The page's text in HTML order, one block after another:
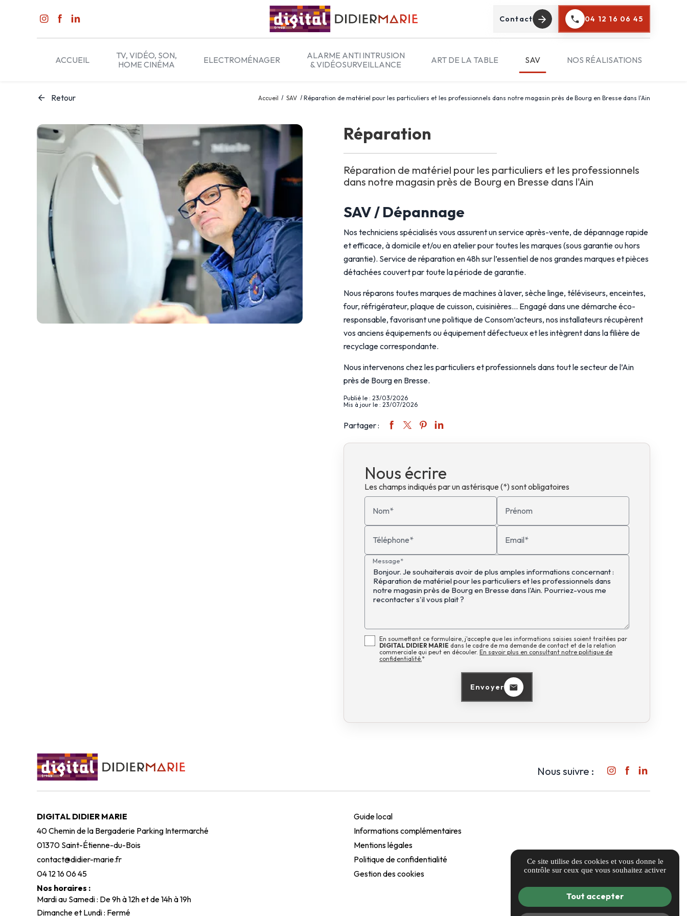
Contact 04 12 16 06 45
ACCUEIL
TV, VIDÉO, SON,
HOME CINÉMA
ELECTROMÉNAGER
ALARME ANTI INTRUSION
& VIDÉOSURVEILLANCE
ART DE LA TABLE SAV NOS RÉALISATIONS
Accueil SAV Réparation de matériel pour les particuliers et les professionnels dans notre magasin près de Bourg en Bresse dans l'Ain
Retour
Réparation
Réparation de matériel pour les particuliers et les professionnels
dans notre magasin près de Bourg en Bresse dans l'Ain
SAV / Dépannage
Nos techniciens spécialisés vous assurent un service après-vente, de dépannage rapide
et efficace, à domicile et/ou en atelier pour toutes les marques (sous garantie ou hors
garantie). Service de réparation en 48h sur l’essentiel de nos grandes marques et pièces
détachées couvert par toute la période de garantie.
Nous réparons toutes marques de machines à laver, sèche linge, téléviseurs, enceintes,
four, réfrigérateur, plaque de cuisson, cuisinières… Engagé dans une démarche éco-
responsable, favorisant une politique de Consom’acteurs, nos installateurs récupèrent
vos anciens équipements ou équipement défectueux et les intègrent dans la filière de
recyclage correspondante.
Nous intervenons chez les particuliers et professionnels dans tout le secteur de l’Ain
près de Bourg en Bresse.
Publié le : 23/03/2026
Mis à jour le : 23/07/2026
Partager :
Nous écrire
Les champs indiqués par un astérisque (*) sont obligatoires
Nom* Prénom
Téléphone* Email*
Message*
En soumettant ce formulaire, j'accepte que les informations saisies soient traitées par
DIGITAL DIDIER MARIE dans le cadre de ma demande de contact et de la relation
commerciale qui peut en découler. En savoir plus en consultant notre politique de
confidentialité.*
Envoyer
Nous suivre :
DIGITAL DIDIER MARIE
40 Chemin de la Bergaderie Parking Intermarché
01370 Saint-Étienne-du-Bois
contact@didier-marie.fr
04 12 16 06 45
Nos horaires :
Mardi au Samedi : De 9h à 12h et de 14h à 19h
Dimanche et Lundi : Fermé
Guide local
Informations complémentaires
Mentions légales
Politique de confidentialité
Gestion des cookies
Ce site utilise des cookies et vous donne le
contrôle sur ceux que vous souhaitez activer
Tout accepter